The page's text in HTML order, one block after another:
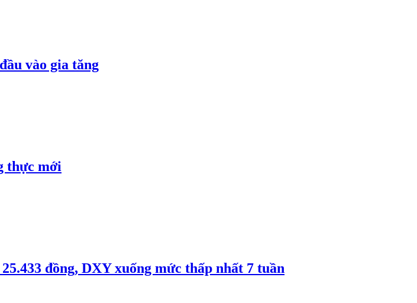
vào gia tăng
thực mới
đồng, DXY xuống mức thấp nhất 7 tuần